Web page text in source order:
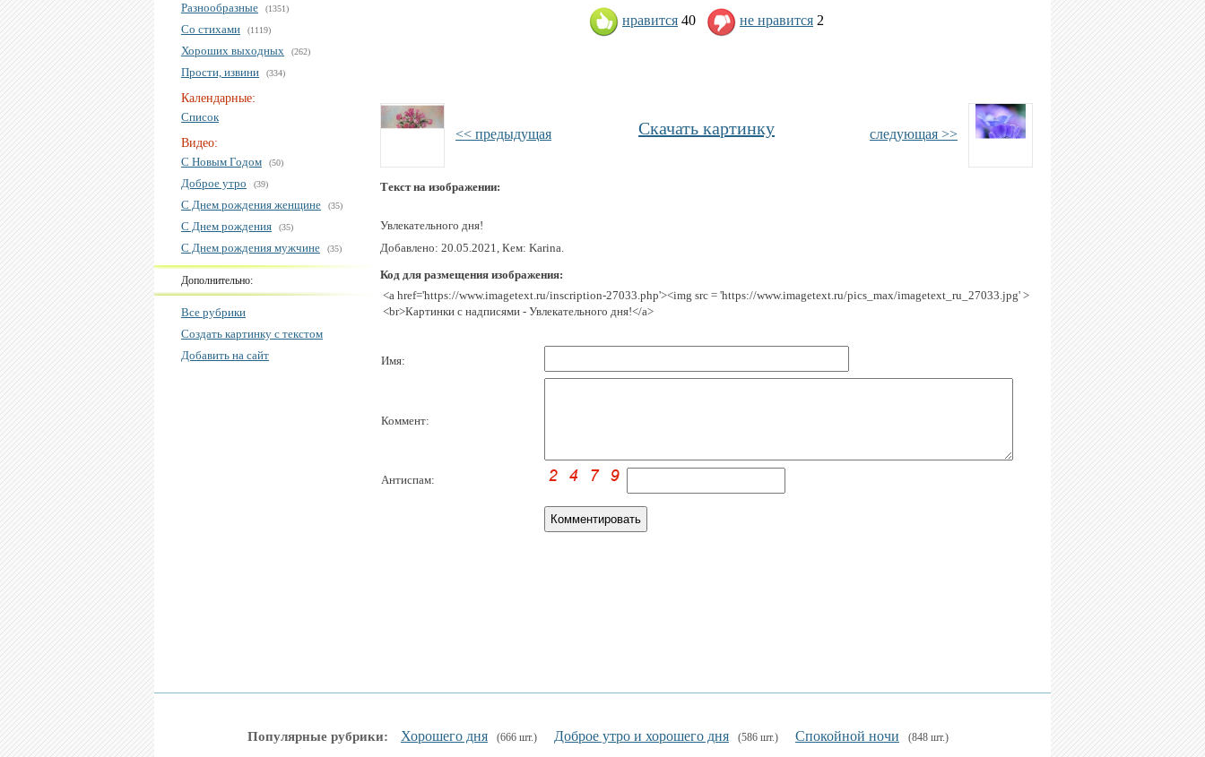
Разнообразные (1351)
Со стихами (1119)
Хороших выходных (262)
Прости, извини (334)
Календарные:
Список
Видео:
С Новым Годом
(50)
Доброе утро (39)
С Днем рождения женщине (35)
С Днем рождения (35)
С Днем рождения мужчине (35)
Дополнительно:
Все рубрики
Создать картинку с текстом
Добавить на сайт
нравится 40 не нравится 2
<< предыдущая следующая >>
Скачать картинку
Текст на изображении:
Увлекательного дня!
Добавлено: 20.05.2021, Кем: Karina.
Код для размещения изображения:
<a href='https://www.imagetext.ru/inscription-27033.php'><img src = 'https://www.imagetext.ru/pics_max/imagetext_ru_27033.jpg' >
<br>Картинки с надписями - Увлекательного дня!</a>
Имя:
Коммент:
Антиспам:
Популярные рубрики: Хорошего дня (666 шт.) Доброе утро и хорошего дня (586 шт.) Спокойной ночи (848 шт.)